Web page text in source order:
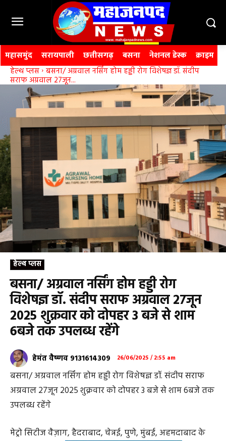
महासमुंद सरायपाली छत्तीसगढ़ बसना नेशनल डेस्क क्राइम
हेल्थ प्लस बसना/ अग्रवाल नर्सिंग होम हड्डी रोग विशेषज्ञ डॉ. संदीप
सराफ अग्रवाल 27जून...
हेल्थ प्लस
बसना/ अग्रवाल नर्सिंग होम हड्डी रोग
विशेषज्ञ डॉ. संदीप सराफ अग्रवाल 27जून
2025 शुक्रवार को दोपहर 3 बजे से शाम
6बजे तक उपलब्ध रहेंगे
हेमंत वैष्णव 9131614309 26/06/2025 / 2:55 am
बसना/ अग्रवाल नर्सिंग होम हड्डी रोग विशेषज्ञ डॉ. संदीप सराफ
अग्रवाल 27जून 2025 शुक्रवार को दोपहर 3 बजे से शाम 6बजे तक
उपलब्ध रहेंगे
मेट्रो सिटीज वैज़ाग, हैदराबाद, चेन्नई, पुणे, मुंबई, अहमदाबाद के